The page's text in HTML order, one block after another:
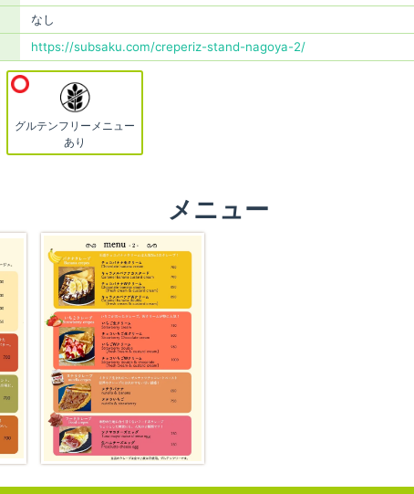
なし
https://subsaku.com/creperiz-stand-nagoya-2/
グルテンフリーメニュー
あり
メニュー